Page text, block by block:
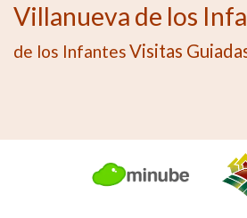
Villanueva de los
de los InfantesVisitas